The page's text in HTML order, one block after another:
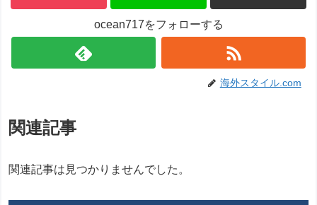
ocean717をフォローする
海外スタイル.com
関連記事
関連記事は見つかりませんでした。